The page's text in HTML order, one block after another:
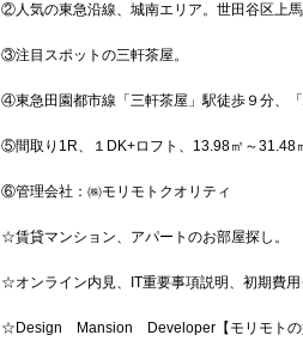
②人気の東急沿線、城南エリア。世田谷区上馬
③注目スポットの三軒茶屋。
④東急田園都市線「三軒茶屋」駅徒歩９分、「
⑤間取り1R、１DK+ロフト、13.98㎡～31.48
⑥管理会社：㈱モリモトクオリティ
☆賃貸マンション、アパートのお部屋探し。
☆オンライン内見、IT重要事項説明、初期費用
☆Design Mansion Developer【モリモトの